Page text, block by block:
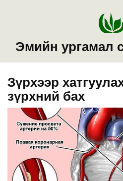
Эмийн ургамал
Зүрхээр
зүрхний бах